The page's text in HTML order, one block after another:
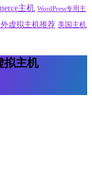
主机 WordPress专用主
虚拟主机推荐 美国主机
拟主机